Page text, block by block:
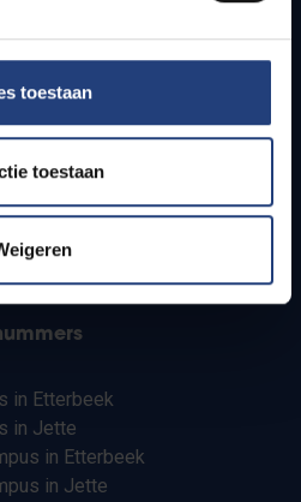
toestaan
toestaan
scholen
in Etterbeek
in Jette
in Etterbeek
in Jette